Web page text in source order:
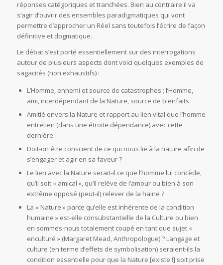
réponses catégoriques et tranchées. Bien au contraire il va
s’agir d’ouvrir des ensembles paradigmatiques qui vont
permettre d’approcher un Réel sans toutefois l’écrire de façon
définitive et dogmatique.
Le débat s’est porté essentiellement sur des interrogations
autour de plusieurs aspects dont voici quelques exemples de
sagacités (non exhaustifs) :
L’Homme, ennemi et source de catastrophes ; l’Homme,
ami, interdépendant de la Nature, source de bienfaits.
Amitié envers la Nature et rapport au lien vital que l’homme
entretien (dans une étroite dépendance) avec cette
dernière.
Doit-on être conscient de ce qui nous lie à la nature afin de
s’engager et agir en sa faveur ?
Le lien avec la Nature serait-il ce que l’homme lui concède,
qu’il soit « amical », qu’il relève de l’amour ou bien à son
extrême opposé (peut-il) relever de la haine ?
La « Nature » parce qu’elle est inhérente de la condition
humaine » est-elle consubstantielle de la Culture ou bien
en sommes-nous totalement coupé en tant que sujet «
enculturé » (Margaret Mead, Anthropologue) ? Langage et
culture (en terme d’effets de symbolisation) seraient-ils la
condition essentielle pour que la Nature [existe !] soit prise